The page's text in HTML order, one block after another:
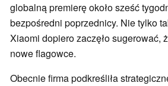
globalną premierę około sześć
bezpośredni poprzednicy. Nie tylko
Xiaomi dopiero zaczęło sugerować,
nowe flagowce.
Obecnie firma podkreśliła